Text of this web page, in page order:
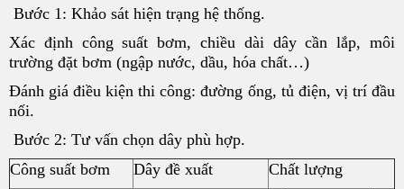
Bước 1: Khảo sát hiện trạng hệ thống.
Xác định công suất bơm, chiều dài dây cần lắp, môi
trường đặt bơm (ngập nước, dầu, hóa chất…)
Đánh giá điều kiện thi công: đường ống, tủ điện, vị trí đầu
nối.
Bước 2: Tư vấn chọn dây phù hợp.
Công suất bơm
Dây đề xuất Chất lượng